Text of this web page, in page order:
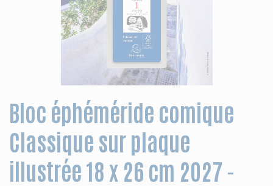
Bloc éphéméride comique
Classique sur plaque
illustrée 18 x 26 cm 2027 -